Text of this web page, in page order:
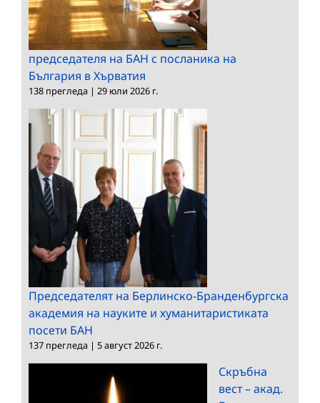
председателя на БАН с посланика на
България в Хърватия
138 прегледа | 29 юли 2026 г.
Председателят на Берлинско-Бранденбургска
академия на науките и хуманитаристиката
посети БАН
137 прегледа | 5 август 2026 г.
Скръбна
вест – акад.